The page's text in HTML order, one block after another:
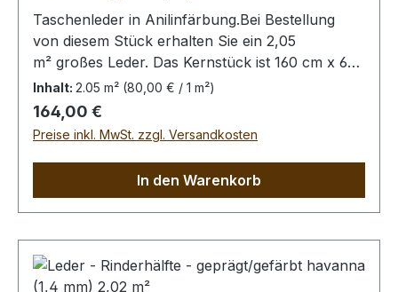
Taschenleder in Anilinfärbung.Bei Bestellung
von diesem Stück erhalten Sie ein 2,05
m² großes Leder. Das Kernstück ist 160 cm x 60
cm groß (siehe Foto 2).
Inhalt: 2.05 m² (80,00 € / 1 m²)
Regulärer Preis:
164,00 €
Preise inkl. MwSt. zzgl. Versandkosten
In den Warenkorb